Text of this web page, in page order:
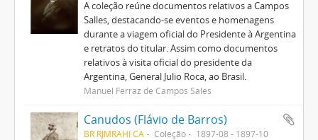
A coleção reúne documentos relativos a Campos
Salles, destacando-se eventos e homenagens
durante a viagem oficial do Presidente à Argentina
e retratos do titular. Assim como documentos
relativos à visita oficial do presidente da
Argentina, General Julio Roca, ao Brasil.
Manuel Ferraz de Campos Sales
Canudos (Flávio de Barros)
BR RJMRAHI CA Coleção 1897-08 - 1897-10